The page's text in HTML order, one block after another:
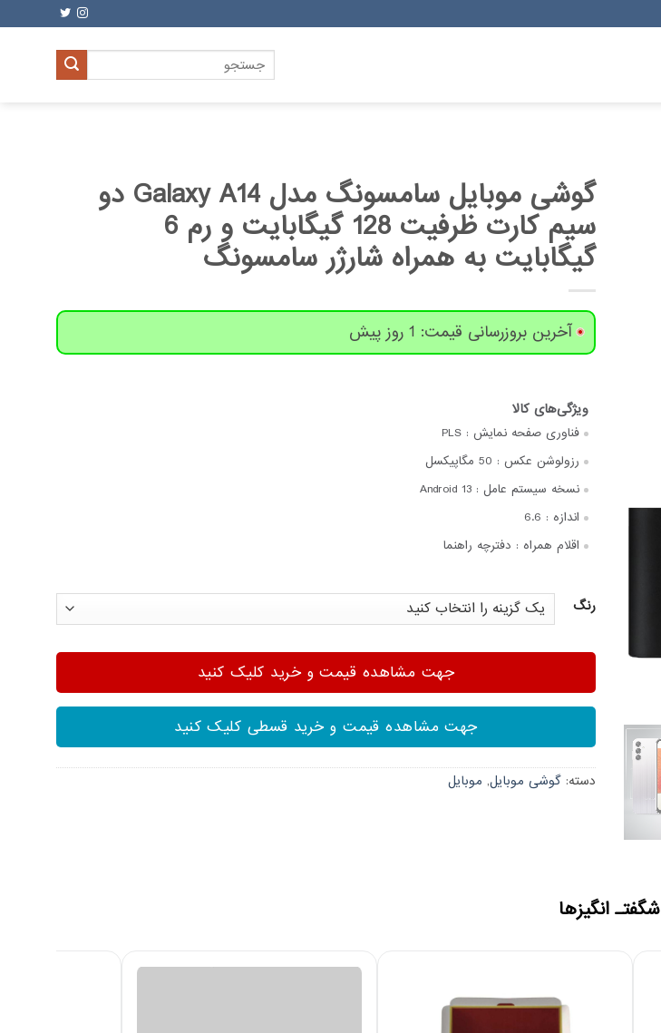
جستجو
برای:
گوشی موبایل سامسونگ مدل Galaxy A14 دو
سیم کارت ظرفیت 128 گیگابایت و رم 6
گیگابایت به همراه شارژر سامسونگ
آخرین بروزرسانی قیمت: 1 روز پیش
فناوری صفحه‌ نمایش : PLS
رزولوشن عکس : 50 مگاپیکسل
نسخه سیستم عامل : Android 13
اندازه : 6.6
اقلام همراه : دفترچه‌ راهنما
رنگ
جهت مشاهده قیمت و خرید کلیک کنید
جهت مشاهده قیمت و خرید قسطی کلیک کنید
دسته: گوشی موبایل, موبایل
شگفتـ انگیزها